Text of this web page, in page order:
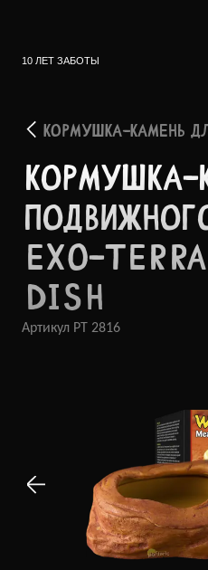
10 ЛЕТ ЗАБОТЫ
КОРМУШКА-КАМЕНЬ
КОРМУ­ШКА-
EXO-
DISH
Артикул PT 2816